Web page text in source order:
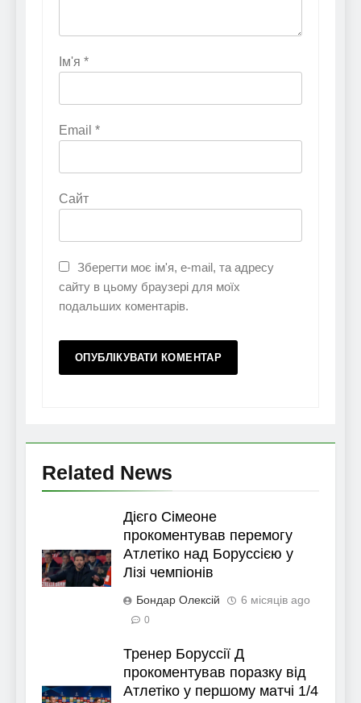
Ім'я *
Email *
Сайт
Зберегти моє ім'я, e-mail, та адресу
сайту в цьому браузері для моїх
подальших коментарів.
Related News
Дієго Сімеоне
прокоментував перемогу
Атлетіко над Боруссією у
Лізі чемпіонів
Бондар Олексій 6 місяців ago
0
Тренер Боруссії Д
прокоментував поразку від
Атлетіко у першому матчі 1/4